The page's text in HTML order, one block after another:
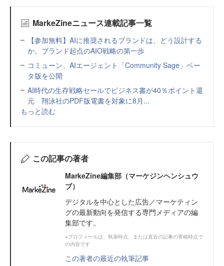
MarkeZineニュース連載記事一覧
【参加無料】AIに推奨されるブランドは、どう設計する
か。ブランド起点のAIO戦略の第一歩
コミューン、AIエージェント「Community Sage」ベー
タ版を公開
AI時代の生存戦略セールでビジネス書が40％ポイント還
元 翔泳社のPDF版電書を対象に8月...
もっと読む
この記事の著者
MarkeZine編集部（マーケジンヘンシュウ
ブ）
デジタルを中心とした広告／マーケティン
グの最新動向を発信する専門メディアの編
集部です。
※プロフィールは、執筆時点、または直近の記事の寄稿時点で
の内容です
この著者の最近の執筆記事